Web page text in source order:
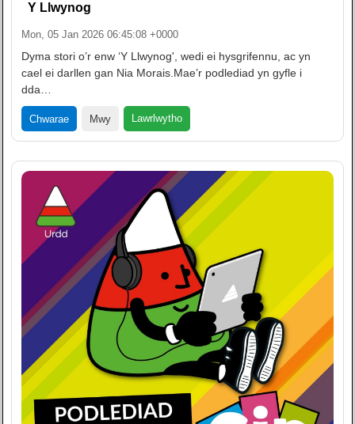
Y Llwynog
Mon, 05 Jan 2026 06:45:08 +0000
Dyma stori o’r enw ‘Y Llwynog', wedi ei hysgrifennu, ac yn
cael ei darllen gan Nia Morais.Mae’r podlediad yn gyfle i
dda…
Chwarae Mwy Lawrlwytho